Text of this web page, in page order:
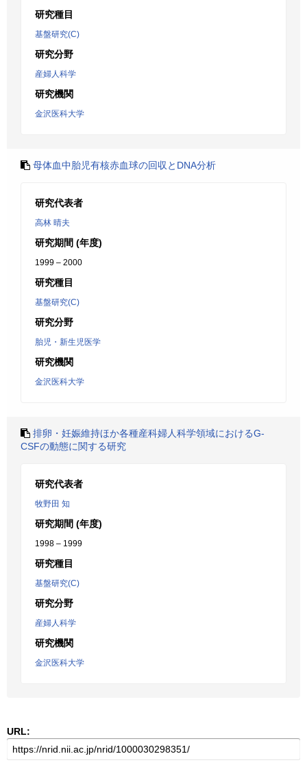
研究種目
基盤研究(C)
研究分野
産婦人科学
研究機関
金沢医科大学
母体血中胎児有核赤血球の回収とDNA分析
研究代表者
高林 晴夫
研究期間 (年度)
1999 – 2000
研究種目
基盤研究(C)
研究分野
胎児・新生児医学
研究機関
金沢医科大学
排卵・妊娠維持ほか各種産科婦人科学領域におけるG-
CSFの動態に関する研究
研究代表者
牧野田 知
研究期間 (年度)
1998 – 1999
研究種目
基盤研究(C)
研究分野
産婦人科学
研究機関
金沢医科大学
URL: